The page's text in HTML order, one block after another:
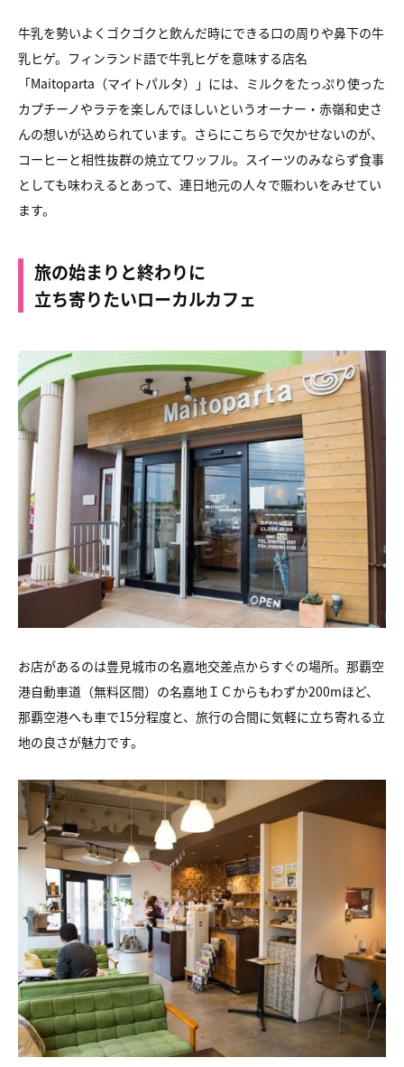
牛乳を勢いよくゴクゴクと飲んだ時にできる口の周りや鼻下の牛
乳ヒゲ。フィンランド語で牛乳ヒゲを意味する店名
「Maitoparta（マイトパルタ）」には、ミルクをたっぷり使った
カプチーノやラテを楽しんでほしいというオーナー・赤嶺和史さ
んの想いが込められています。さらにこちらで欠かせないのが、
コーヒーと相性抜群の焼立てワッフル。スイーツのみならず食事
としても味わえるとあって、連日地元の人々で賑わいをみせてい
ます。
旅の始まりと終わりに
立ち寄りたいローカルカフェ
お店があるのは豊見城市の名嘉地交差点からすぐの場所。那覇空
港自動車道（無料区間）の名嘉地ＩＣからもわずか200mほど、
那覇空港へも車で15分程度と、旅行の合間に気軽に立ち寄れる立
地の良さが魅力です。